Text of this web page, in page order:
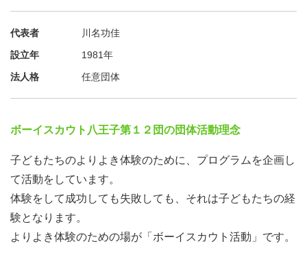
代表者
川名功佳
設立年
1981年
法人格
任意団体
ボーイスカウト八王子第１２団の団体活動理念
子どもたちのよりよき体験のために、プログラムを企画し
て活動をしています。
体験をして成功しても失敗しても、それは子どもたちの経
験となります。
よりよき体験のための場が「ボーイスカウト活動」です。